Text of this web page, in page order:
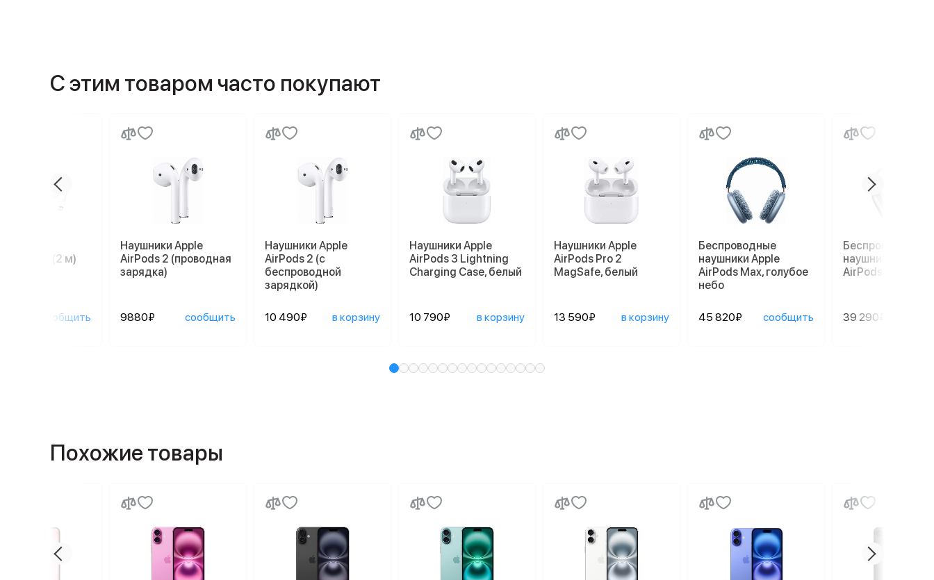
С этим товаром часто покупают
USB (2 м)
сообщить
Наушники Apple
AirPods 2 (проводная
зарядка)
9880₽ сообщить
Наушники Apple
AirPods 2 (с
беспроводной
зарядкой)
10 490₽ в корзину
Наушники Apple
AirPods 3 Lightning
Charging Case, белый
10 790₽ в корзину
Наушники Apple
AirPods Pro 2
MagSafe, белый
13 590₽ в корзину
Беспроводные
наушники Apple
AirPods Max, голубое
небо
45 820₽ сообщить
Беспроводные
наушники Apple
AirPods Max,
39 290₽
Похожие товары